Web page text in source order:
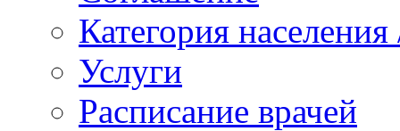
Категория
Услуги
Расписание врачей